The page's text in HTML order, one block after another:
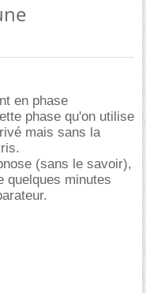
en phase
phase qu'on utilise
mais sans la
(sans le savoir),
quelques minutes